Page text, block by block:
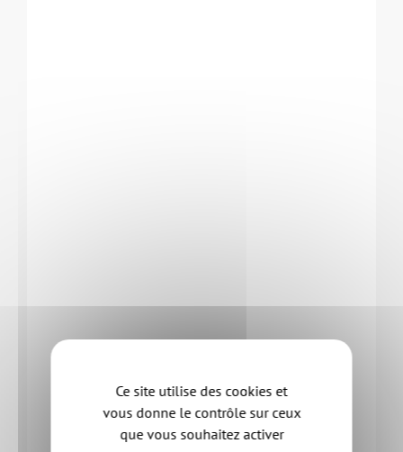
Ce site utilise des cookies et
vous donne le contrôle sur ceux
que vous souhaitez activer